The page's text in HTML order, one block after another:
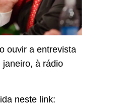
ouvir a entrevista
janeiro, à rádio
neste link: